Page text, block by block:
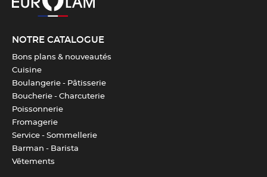
NOTRE CATALOGUE
Bons plans & nouveautés
Cuisine
Boulangerie - Pâtisserie
Boucherie - Charcuterie
Poissonnerie
Fromagerie
Service - Sommellerie
Barman - Barista
Vêtements